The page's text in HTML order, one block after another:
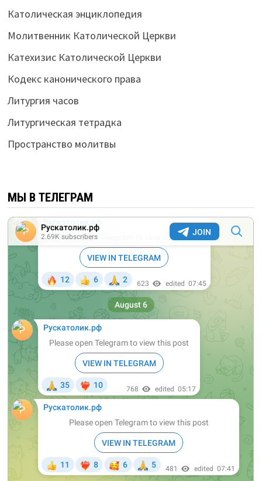
Католическая энциклопедия
Молитвенник Католической Церкви
Катехизис Католической Церкви
Кодекс канонического права
Литургия часов
Литургическая тетрадка
Пространство молитвы
МЫ В ТЕЛЕГРАМ